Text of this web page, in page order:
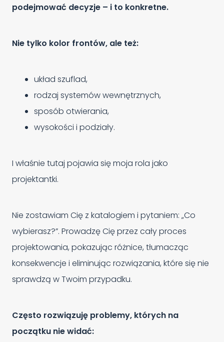
podejmować decyzje – i to konkretne.
Nie tylko kolor frontów, ale też:
układ szuflad,
rodzaj systemów wewnętrznych,
sposób otwierania,
wysokości i podziały.
I właśnie tutaj pojawia się moja rola jako
projektantki.
Nie zostawiam Cię z katalogiem i pytaniem: „Co
wybierasz?”. Prowadzę Cię przez cały proces
projektowania, pokazując różnice, tłumacząc
konsekwencje i eliminując rozwiązania, które się nie
sprawdzą w Twoim przypadku.
Często rozwiązuję problemy, których na
początku nie widać: